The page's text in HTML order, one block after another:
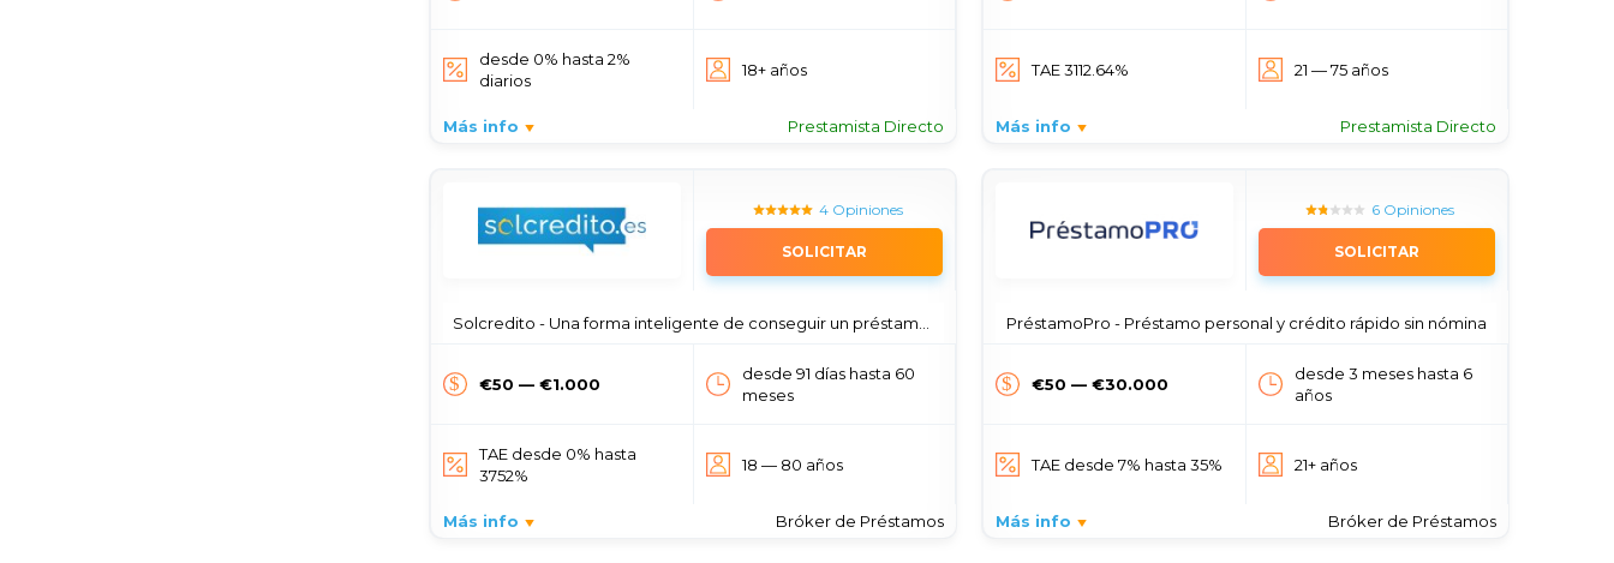
desde 0% hasta 2%
diarios
18+ años
Más info Prestamista Directo
TAE 3112.64% 21 — 75 años
Más info Prestamista Directo
4 Opiniones
SOLICITAR
Solcredito - Una forma inteligente de conseguir un préstamo online 24 horas
€50 — €1.000
desde 91 días hasta 60
meses
TAE desde 0% hasta
3752%
18 — 80 años
Más info Bróker de Préstamos
6 Opiniones
SOLICITAR
PréstamoPro - Préstamo personal y crédito rápido sin nómina
€50 — €30.000
desde 3 meses hasta 6
años
TAE desde 7% hasta 35% 21+ años
Más info Bróker de Préstamos